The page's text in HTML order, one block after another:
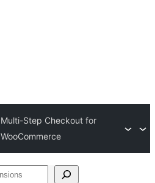
Multi-Step Checkout for
WooCommerce